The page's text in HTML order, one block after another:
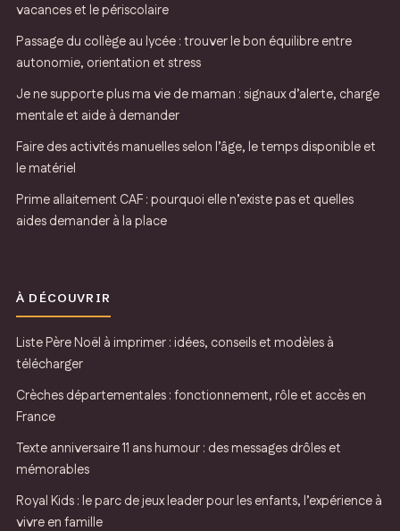
vacances et le périscolaire
Passage du collège au lycée : trouver le bon équilibre entre
autonomie, orientation et stress
Je ne supporte plus ma vie de maman : signaux d’alerte, charge
mentale et aide à demander
Faire des activités manuelles selon l’âge, le temps disponible et
le matériel
Prime allaitement CAF : pourquoi elle n’existe pas et quelles
aides demander à la place
À DÉCOUVRIR
Liste Père Noël à imprimer : idées, conseils et modèles à
télécharger
Crèches départementales : fonctionnement, rôle et accès en
France
Texte anniversaire 11 ans humour : des messages drôles et
mémorables
Royal Kids : le parc de jeux leader pour les enfants, l’expérience à
vivre en famille